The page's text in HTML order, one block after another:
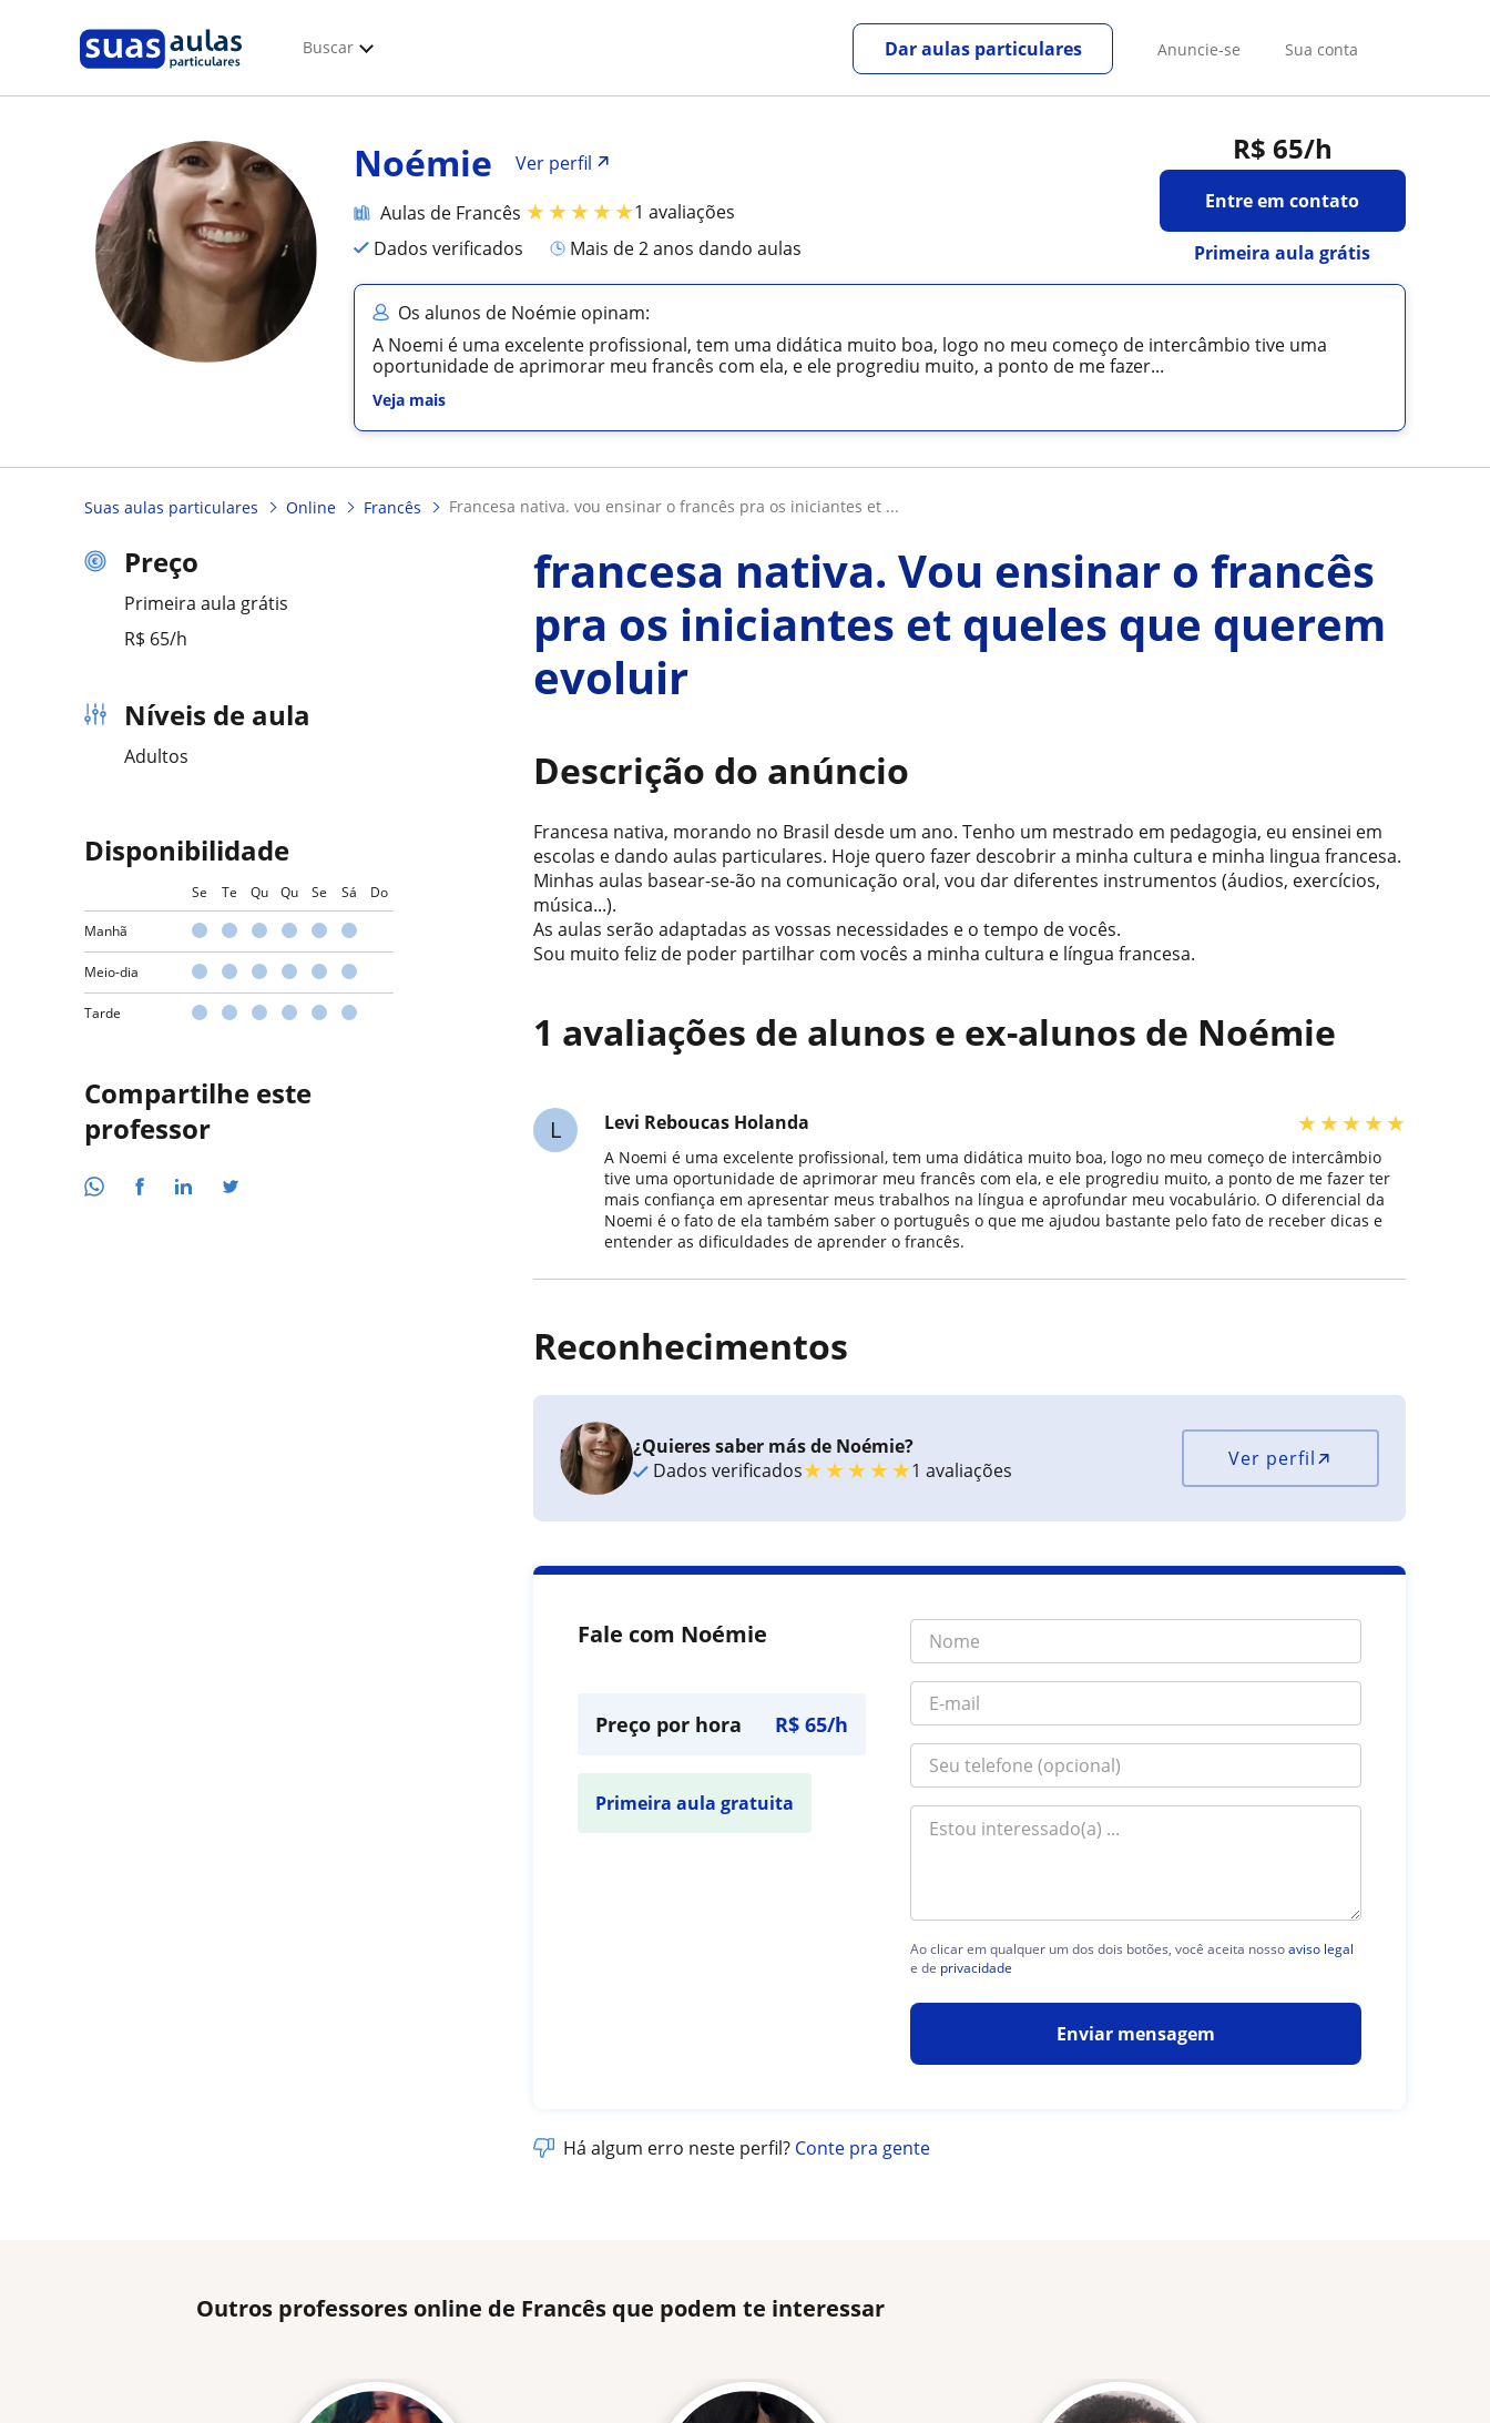
Buscar Anuncie-se Sua conta
Dar aulas particulares
R$ 65/h
Entre em contato
Primeira aula grátis
Noémie Ver perfil
Aulas de Francês ★★★★★1 avaliações
Dados verificados
mais de 2 anos dando aulas
Os alunos de Noémie opinam:
A Noemi é uma excelente profissional, tem uma didática muito boa, logo no meu começo de intercâmbio tive uma
oportunidade de aprimorar meu francês com ela, e ele progrediu muito, a ponto de me fazer...
Veja mais
Suas aulas particulares Online Francês francesa nativa. vou ensinar o francês pra os iniciantes et ...
Preço
Primeira aula grátis
R$ 65/h
Níveis de aula
Adultos
Disponibilidade
Se Te Qu Qu Se Sá Do
Manhã
Meio-dia
Tarde
Compartilhe este
professor
francesa nativa. Vou ensinar o francês
pra os iniciantes et queles que querem
evoluir
Descrição do anúncio
Francesa nativa, morando no Brasil desde um ano. Tenho um mestrado em pedagogia, eu ensinei em
escolas e dando aulas particulares. Hoje quero fazer descobrir a minha cultura e minha lingua francesa.
Minhas aulas basear-se-ão na comunicação oral, vou dar diferentes instrumentos (áudios, exercícios,
música...).
As aulas serão adaptadas as vossas necessidades e o tempo de vocês.
Sou muito feliz de poder partilhar com vocês a minha cultura e língua francesa.
1 avaliações de alunos e ex-alunos de Noémie
L Levi Reboucas Holanda ★★★★★
A Noemi é uma excelente profissional, tem uma didática muito boa, logo no meu começo de intercâmbio
tive uma oportunidade de aprimorar meu francês com ela, e ele progrediu muito, a ponto de me fazer ter
mais confiança em apresentar meus trabalhos na língua e aprofundar meu vocabulário. O diferencial da
Noemi é o fato de ela também saber o português o que me ajudou bastante pelo fato de receber dicas e
entender as dificuldades de aprender o francês.
Reconhecimentos
¿Quieres saber más de Noémie?
Dados verificados★★★★★1 avaliações Ver perfil
Fale com Noémie
Preço por hora R$ 65/h
Primeira aula gratuita
Ao clicar em qualquer um dos dois botões, você aceita nossoaviso legal
e de privacidade
Enviar mensagem
Há algum erro neste perfil? Conte pra gente
Outros professores online de Francês que podem te interessar